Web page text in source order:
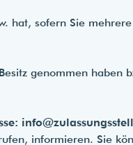
hat, sofern Sie
genommen haben
informieren. Sie